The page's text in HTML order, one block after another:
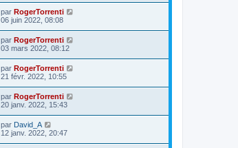
par RogerTorrenti
06 juin 2022, 08:08
par RogerTorrenti
03 mars 2022, 08:12
par RogerTorrenti
21 févr. 2022, 10:55
par RogerTorrenti
20 janv. 2022, 15:43
par David_A
12 janv. 2022, 20:47